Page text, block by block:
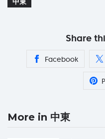
Share
Facebook
More in 中東